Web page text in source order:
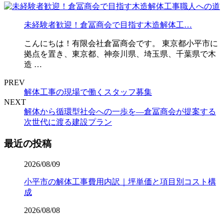
未経験者歓迎！倉冨商会で目指す木造解体工…
こんにちは！有限会社倉冨商会です。 東京都小平市に
拠点を置き、東京都、神奈川県、埼玉県、千葉県で木
造 …
PREV
解体工事の現場で働くスタッフ募集
NEXT
解体から循環型社会への一歩を―倉冨商会が提案する
次世代に渡る建設プラン
最近の投稿
2026/08/09
小平市の解体工事費用内訳｜坪単価と項目別コスト構
成
2026/08/08